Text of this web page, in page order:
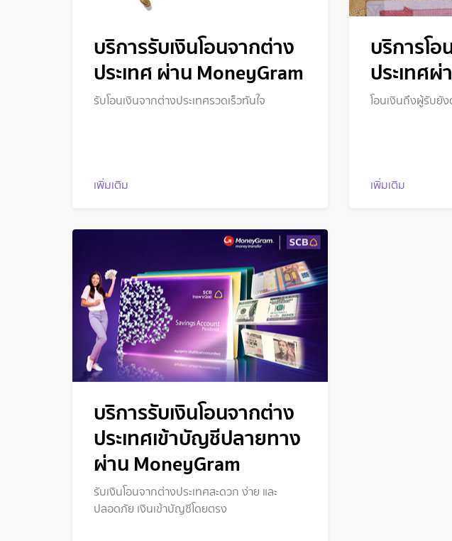
บริการรับเงินโอนจากต่าง
ประเทศ ผ่าน MoneyGram
รับโอนเงินจากต่างประเทศรวดเร็วทันใจ
เพิ่มเติม
บริการโอ
ประเทศผ่
โอนเงินถึงผู้รับยั
เพิ่มเติม
บริการรับเงินโอนจากต่าง
ประเทศเข้าบัญชีปลายทาง
ผ่าน MoneyGram
รับเงินโอนจากต่างประเทศสะดวก ง่าย และ
ปลอดภัย เงินเข้าบัญชีโดยตรง